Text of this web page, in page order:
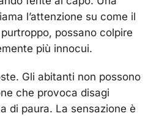
l’attenzione su come il
possano colpire
più innocui.
Gli abitanti non possono
che provoca disagi
di paura. La sensazione è